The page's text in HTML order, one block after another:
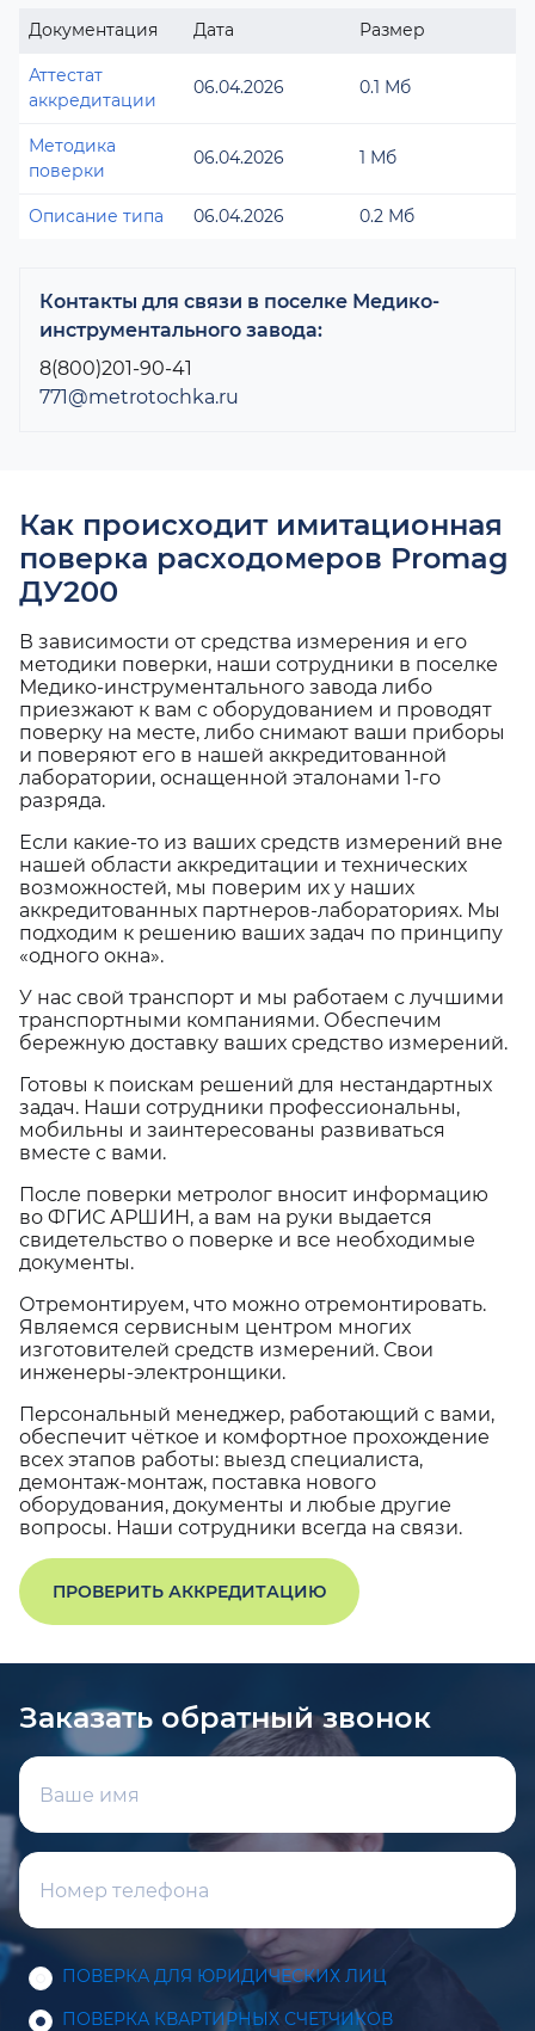
Документация Дата Размер
Аттестат
аккредитации
06.04.2026 0.1 Мб
Методика
поверки
06.04.2026 1 Мб
Описание типа 06.04.2026 0.2 Мб
Контакты для связи в поселке Медико-
инструментального завода:
8(800)201-90-41
771@metrotochka.ru
Как происходит имитационная
поверка расходомеров Promag
ДУ200
В зависимости от средства измерения и его
методики поверки, наши сотрудники в поселке
Медико-инструментального завода либо
приезжают к вам с оборудованием и проводят
поверку на месте, либо снимают ваши приборы
и поверяют его в нашей аккредитованной
лаборатории, оснащенной эталонами 1-го
разряда.
Если какие-то из ваших средств измерений вне
нашей области аккредитации и технических
возможностей, мы поверим их у наших
аккредитованных партнеров-лабораториях. Мы
подходим к решению ваших задач по принципу
«одного окна».
У нас свой транспорт и мы работаем с лучшими
транспортными компаниями. Обеспечим
бережную доставку ваших средство измерений.
Готовы к поискам решений для нестандартных
задач. Наши сотрудники профессиональны,
мобильны и заинтересованы развиваться
вместе с вами.
После поверки метролог вносит информацию
во ФГИС АРШИН, а вам на руки выдается
свидетельство о поверке и все необходимые
документы.
Отремонтируем, что можно отремонтировать.
Являемся сервисным центром многих
изготовителей средств измерений. Свои
инженеры-электронщики.
Персональный менеджер, работающий с вами,
обеспечит чёткое и комфортное прохождение
всех этапов работы: выезд специалиста,
демонтаж-монтаж, поставка нового
оборудования, документы и любые другие
вопросы. Наши сотрудники всегда на связи.
ПРОВЕРИТЬ АККРЕДИТАЦИЮ
Заказать обратный звонок
ПОВЕРКА ДЛЯ ЮРИДИЧЕСКИХ ЛИЦ
ПОВЕРКА КВАРТИРНЫХ СЧЕТЧИКОВ